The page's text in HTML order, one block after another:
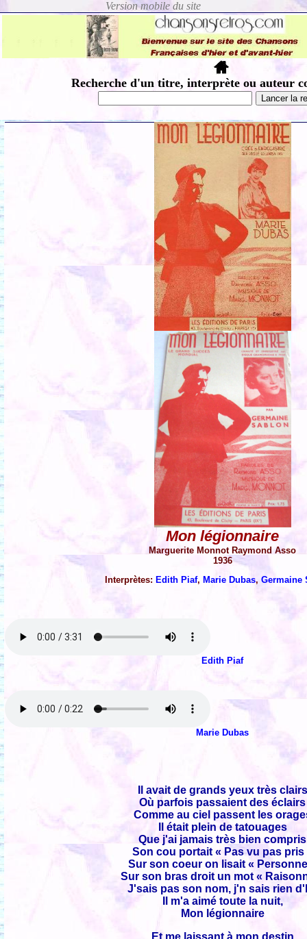
Recherche d'un titre, interprète ou auteur
Mon légionnaire
Marguerite Monnot Raymond Asso
1936
Interprètes: Edith Piaf, Marie Dubas, Germaine
Edith Piaf
Marie Dubas
Il avait de grands yeux très clairs
Où parfois passaient des éclairs
Comme au ciel passent les
Il était plein de tatouages
Que j'ai jamais très bien compris
Son cou portait « Pas vu pas pris
Sur son coeur on lisait «
Sur son bras droit un mot «
J'sais pas son nom, j'n sais rien
Il m'a aimé toute la nuit,
Mon légionnaire
Et me laissant à mon destin